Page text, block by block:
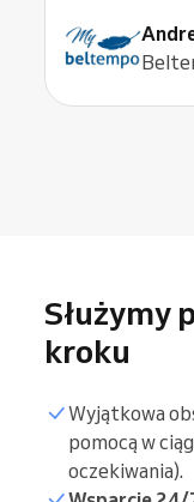
Służymy
kroku
Wyjątkowa
pomocą w
oczekiwania).